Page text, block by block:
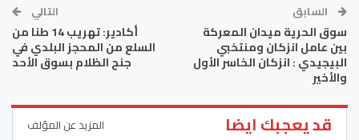
السابق
سوق الحرية ميدان المعركة
بين عامل انزكان ومنتخبي
البيجيدي : انزكان الخاسر الأول
والأخير
التالي
أكادير: تهريب 14 طنا من
السلع من المحجز البلدي في
جنح الظلام بسوق الأحد
قد يعجبك ايضا المزيد عن المؤلف